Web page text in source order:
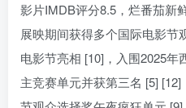
影片IMDB评分8.5，烂番茄新
展映期间获得多个国际电影节
电影节亮相 [10]，入围2025
主竞赛单元并获第三名 [5]